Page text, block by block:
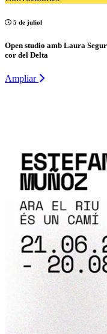
5 de juliol
Open studio amb Laura
cor del Delta
Ampliar